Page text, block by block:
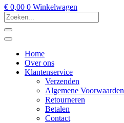
€ 0,00 0 Winkelwagen
Home
Over ons
Klantenservice
Verzenden
Algemene Voorwaarden
Retourneren
Betalen
Contact